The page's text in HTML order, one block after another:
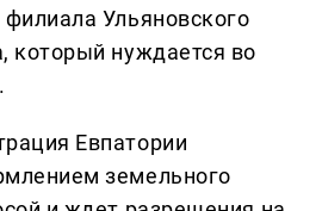
Ульяновского
который нуждается во
Евпатории
земельного